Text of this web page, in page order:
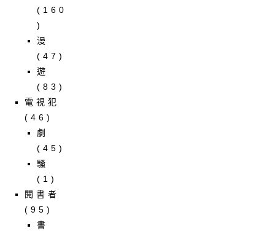
(160
)
漫
(47)
遊
(83)
電視犯
(46)
劇
(45)
騷
(1)
閱書者
(95)
書